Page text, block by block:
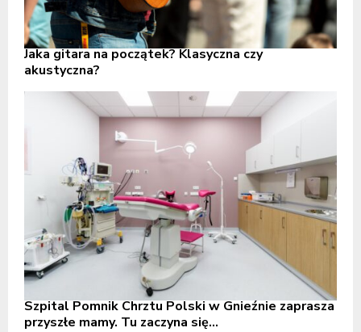
Jaka gitara na początek? Klasyczna czy
akustyczna?
Szpital Pomnik Chrztu Polski w Gnieźnie zaprasza
przyszłe mamy. Tu zaczyna się...